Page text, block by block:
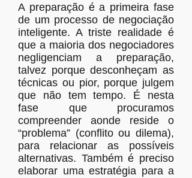
A preparação é a primeira fase
de um processo de negociação
inteligente. A triste realidade é
que a maioria dos negociadores
negligenciam a preparação,
talvez porque desconheçam as
técnicas ou pior, porque julgem
que não tem tempo. É nesta
fase que procuramos
compreender aonde reside o
“problema” (conflito ou dilema),
para relacionar as possíveis
alternativas. Também é preciso
elaborar uma estratégia para a